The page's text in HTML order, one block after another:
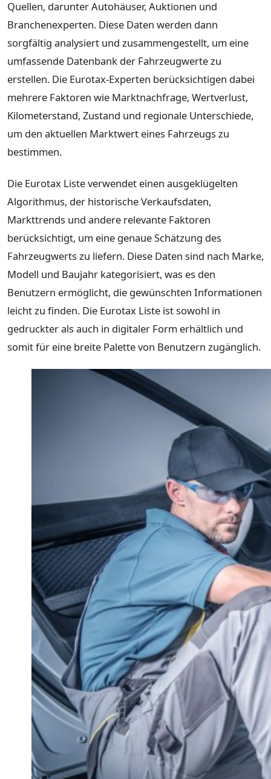
Quellen, darunter Autohäuser, Auktionen und
Branchenexperten. Diese Daten werden dann
sorgfältig analysiert und zusammengestellt, um eine
umfassende Datenbank der Fahrzeugwerte zu
erstellen. Die Eurotax-Experten berücksichtigen dabei
mehrere Faktoren wie Marktnachfrage, Wertverlust,
Kilometerstand, Zustand und regionale Unterschiede,
um den aktuellen Marktwert eines Fahrzeugs zu
bestimmen.
Die Eurotax Liste verwendet einen ausgeklügelten
Algorithmus, der historische Verkaufsdaten,
Markttrends und andere relevante Faktoren
berücksichtigt, um eine genaue Schätzung des
Fahrzeugwerts zu liefern. Diese Daten sind nach Marke,
Modell und Baujahr kategorisiert, was es den
Benutzern ermöglicht, die gewünschten Informationen
leicht zu finden. Die Eurotax Liste ist sowohl in
gedruckter als auch in digitaler Form erhältlich und
somit für eine breite Palette von Benutzern zugänglich.